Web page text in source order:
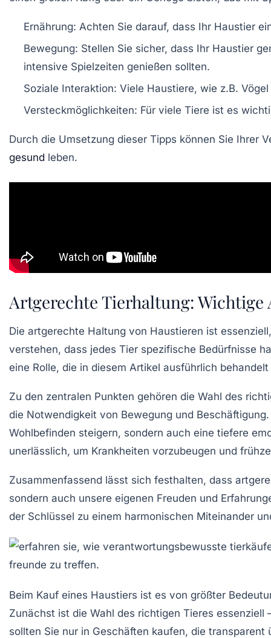
Ernährung: Achten Sie darauf, dass Ihr Haustier
Bewegung: Stellen Sie sicher, dass Ihr Haustier
intensive Spielzeiten genießen sollten.
Soziale Interaktion: Viele Haustiere, wie z.B.
Versteckmöglichkeiten: Für viele Tiere ist es
Durch die Umsetzung dieser Tipps können Sie Ihrer
gesund leben.
Artgerechte Tierhaltung:
Die artgerechte Haltung von Haustieren ist
verstehen, dass jedes Tier spezifische Bedürfnisse
eine Rolle, die in diesem Artikel ausführlich
Zu den zentralen Punkten gehören die Wahl des
die Notwendigkeit von Bewegung und Beschäftigung
Wohlbefinden steigern, sondern auch eine tiefere
unerlässlich, um Krankheiten vorzubeugen und
Zusammenfassend lässt sich festhalten, dass
sondern auch unsere eigenen Freuden und
der Schlüssel zu einem harmonischen Miteinander
Beim Kauf eines Haustiers ist es von größter
Zunächst ist die Wahl des richtigen Tieres
sollten Sie nur in Geschäften kaufen, die